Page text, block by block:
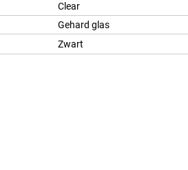
Clear
Gehard glas
Zwart